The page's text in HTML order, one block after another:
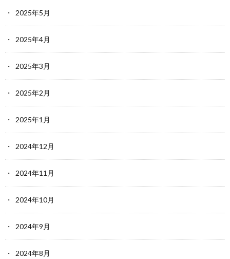
2025年5月
2025年4月
2025年3月
2025年2月
2025年1月
2024年12月
2024年11月
2024年10月
2024年9月
2024年8月